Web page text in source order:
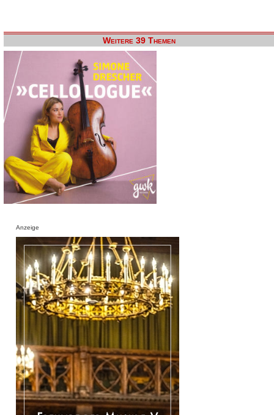
Weitere 39 Themen
Anzeige